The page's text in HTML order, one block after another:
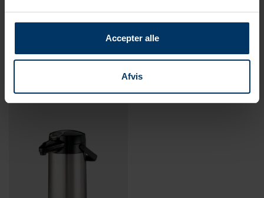
Accepter alle
Afvis
1-2 hverdage
Bonamat Kande - Rustfrit
Stål
1-2 hverdage
Bonamat Furento
Pumpekande m. Stålindsats
899,95 DKK